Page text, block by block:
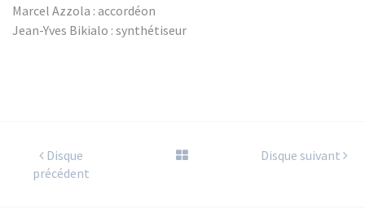
Marcel Azzola : accordéon
Jean-Yves Bikialo : synthétiseur
Disque
précédent
Disque suivant